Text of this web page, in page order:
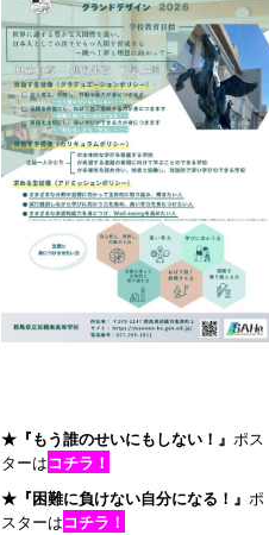
★『もう誰のせいにもしない！』 ポス
ターはコチラ！
★『困難に負けない自分になる！』 ポ
スターはコチラ！